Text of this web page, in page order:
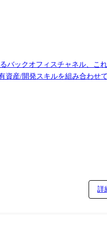
バックオフィスチャネル、こ
産/開発スキルを組み合わせ
詳